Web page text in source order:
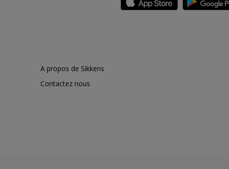
A propos de Sikkens
Contactez nous